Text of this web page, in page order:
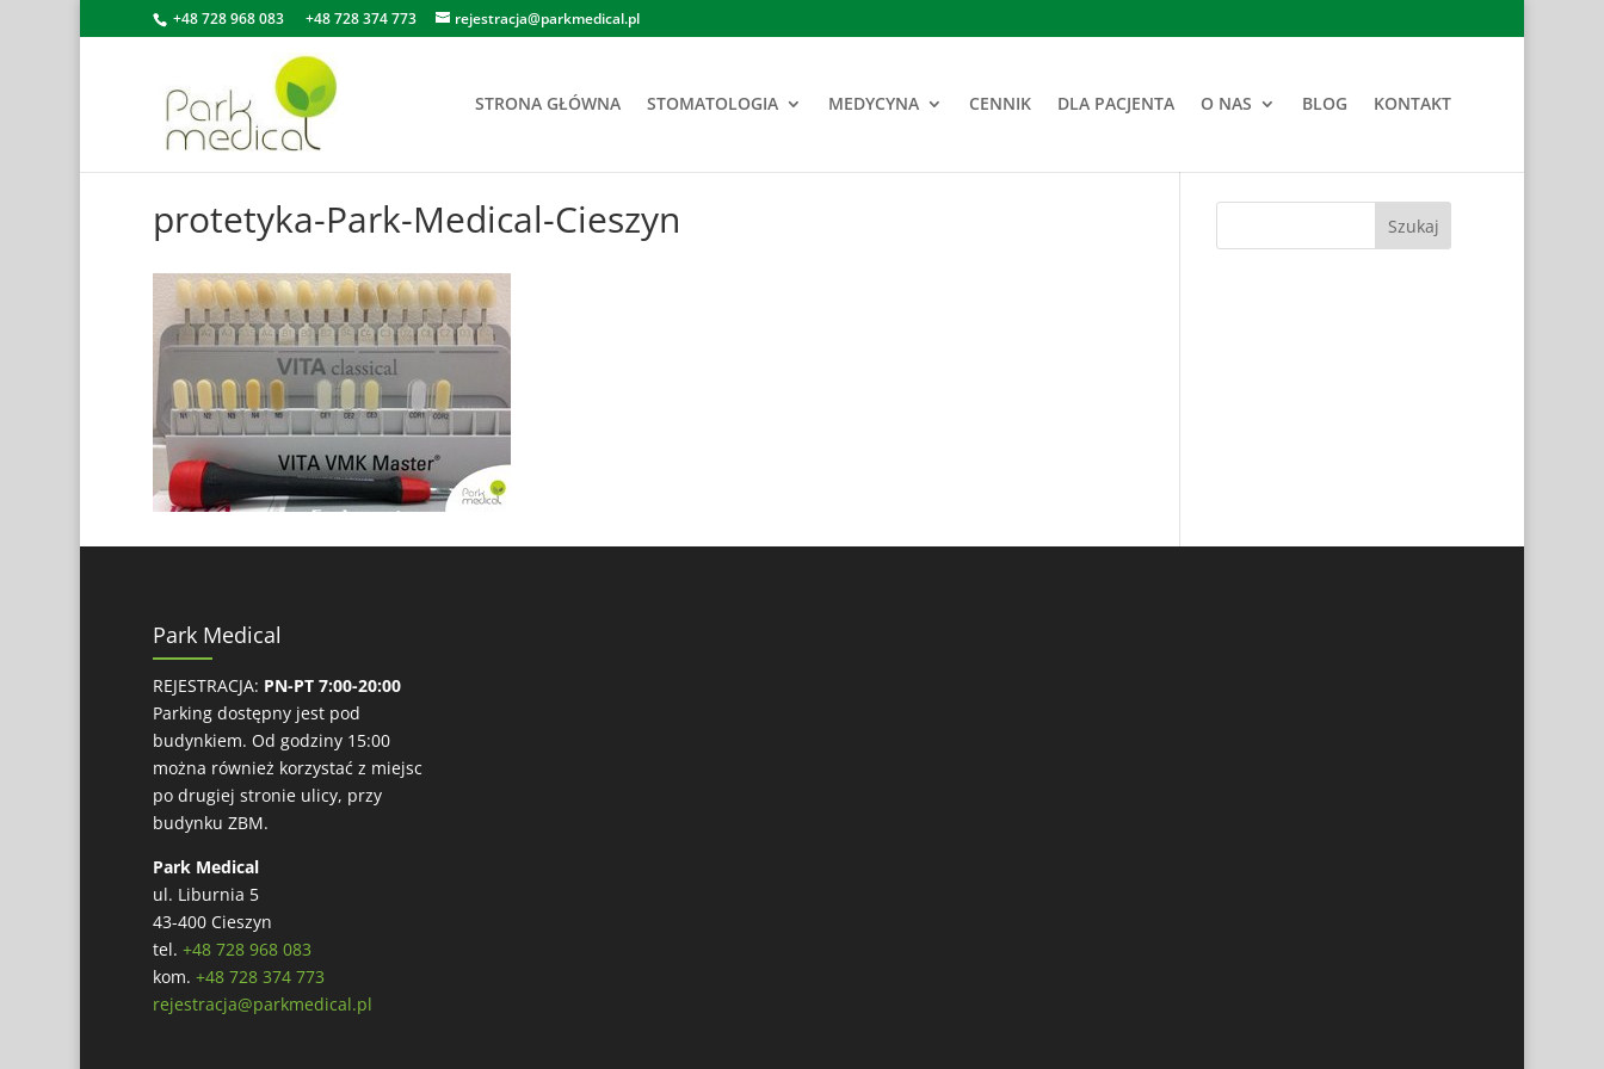
+48 728 968 083 +48 728 374 773 rejestracja@parkmedical.pl
STRONA GŁÓWNA STOMATOLOGIA MEDYCYNA CENNIK DLA PACJENTA O NAS BLOG KONTAKT
protetyka-Park-Medical-Cieszyn
Park Medical
REJESTRACJA: PN-PT 7:00-20:00
Parking dostępny jest pod
budynkiem. Od godziny 15:00
można również korzystać z miejsc
po drugiej stronie ulicy, przy
budynku ZBM.
Park Medical
ul. Liburnia 5
43-400 Cieszyn
tel. +48 728 968 083
kom. +48 728 374 773
rejestracja@parkmedical.pl